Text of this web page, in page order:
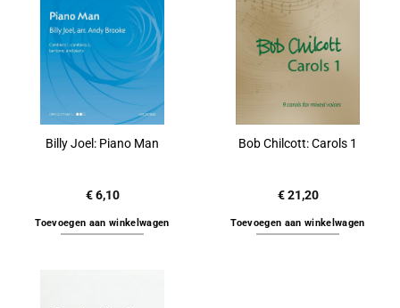
Billy Joel: Piano Man
€6,10
Toevoegen aan winkelwagen
Bob Chilcott: Carols 1
€21,20
Toevoegen aan winkelwagen